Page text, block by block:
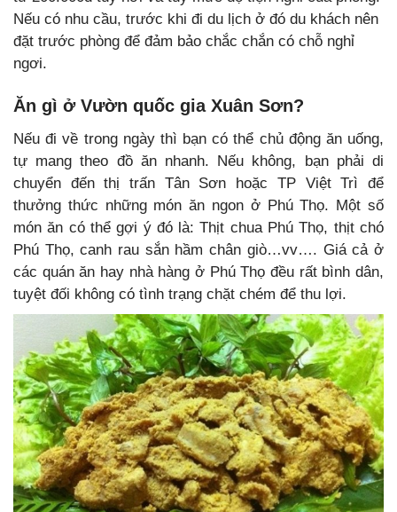
Nếu có nhu cầu, trước khi đi du lịch ở đó du khách nên
đặt trước phòng để đảm bảo chắc chắn có chỗ nghỉ
ngơi.
Ăn gì ở Vườn quốc gia Xuân Sơn?
Nếu đi về trong ngày thì bạn có thể chủ động ăn uống,
tự mang theo đồ ăn nhanh. Nếu không, bạn phải di
chuyển đến thị trấn Tân Sơn hoặc TP Việt Trì để
thưởng thức những món ăn ngon ở Phú Thọ. Một số
món ăn có thể gợi ý đó là: Thịt chua Phú Thọ, thịt chó
Phú Thọ, canh rau sắn hầm chân giò…vv…. Giá cả ở
các quán ăn hay nhà hàng ở Phú Thọ đều rất bình dân,
tuyệt đối không có tình trạng chặt chém để thu lợi.